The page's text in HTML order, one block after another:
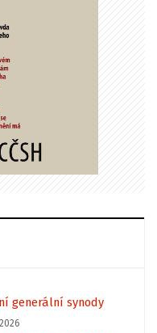
generální synody